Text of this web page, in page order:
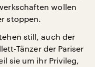
wollen
stoppen.
still, auch der
Tänzer der Pariser
sie um ihr Privileg,